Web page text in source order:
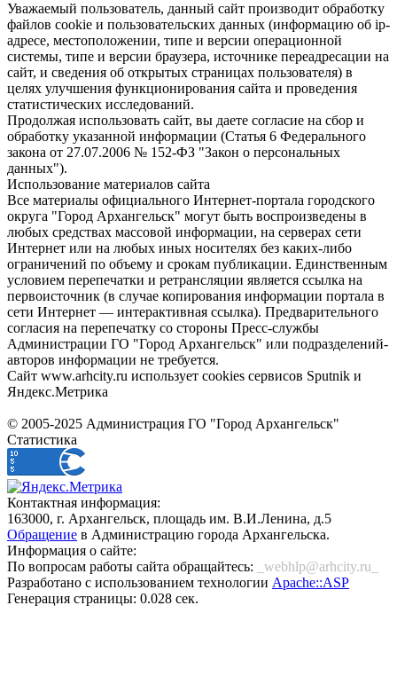
Уважаемый пользователь, данный сайт производит обработку
файлов cookie и пользовательских данных (информацию об ip-
адресе, местоположении, типе и версии операционной
системы, типе и версии браузера, источнике переадресации на
сайт, и сведения об открытых страницах пользователя) в
целях улучшения функционирования сайта и проведения
статистических исследований.
Продолжая использовать сайт, вы даете согласие на сбор и
обработку указанной информации (Статья 6 Федерального
закона от 27.07.2006 № 152-ФЗ "Закон о персональных
данных").
Использование материалов сайта
Все материалы официального Интернет-портала городского
округа "Город Архангельск" могут быть воспроизведены в
любых средствах массовой информации, на серверах сети
Интернет или на любых иных носителях без каких-либо
ограничений по объему и срокам публикации. Единственным
условием перепечатки и ретрансляции является ссылка на
первоисточник (в случае копирования информации портала в
сети Интернет — интерактивная ссылка). Предварительного
согласия на перепечатку со стороны Пресс-службы
Администрации ГО "Город Архангельск" или подразделений-
авторов информации не требуется.
Сайт www.arhcity.ru использует cookies сервисов Sputnik и
Яндекс.Метрика
© 2005-2025 Администрация ГО "Город Архангельск"
Статистика
Контактная информация:
163000, г. Архангельск, площадь им. В.И.Ленина, д.5
Обращение в Администрацию города Архангельска.
Информация о сайте:
По вопросам работы сайта обращайтесь:
_webhlp@arhcity.ru_
Разработано с использованием технологии Apache::ASP
Генерация страницы: 0.028 сек.